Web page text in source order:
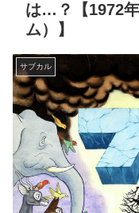
は…？【1972
ム）】
サブカル